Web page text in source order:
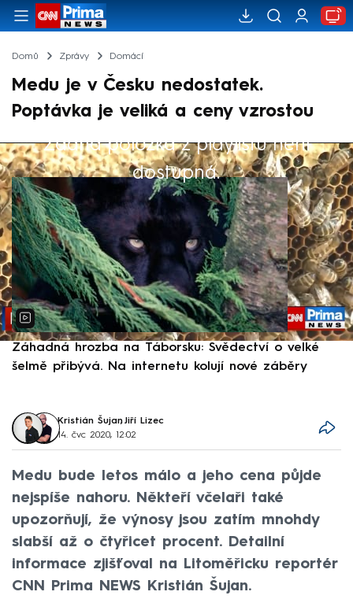
Domů Zprávy Domácí
Medu je v Česku nedostatek.
Poptávka je veliká a ceny vzrostou
Žádná položka z playlistu není
dostupná.
Výběr redakce
Záhadná hrozba na Táborsku: Svědectví o velké
šelmě přibývá. Na internetu kolují nové záběry
Kristián Šujan, Jiří Lizec
14. čvc 2020, 12:02
Medu bude letos málo a jeho cena půjde
nejspíše nahoru. Někteří včelaři také
upozorňují, že výnosy jsou zatím mnohdy
slabší až o čtyřicet procent. Detailní
informace zjišťoval na Litoměřicku reportér
CNN Prima NEWS Kristián Šujan.